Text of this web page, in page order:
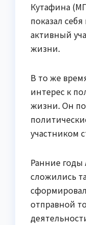
Кутафина
показал
активный
жизни.
В то же
интерес к
жизни. Он
участником
Ранние годы
сложились
отправной